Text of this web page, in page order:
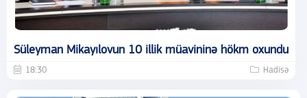
Süleyman Mikayılovun 10 illik müavininə hökm oxundu
18:30 Hadisə